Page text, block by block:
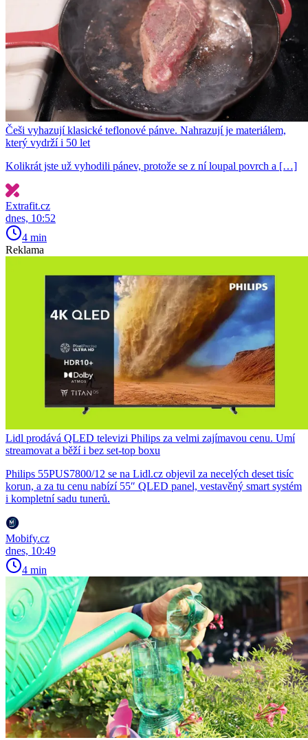
Češi vyhazují klasické teflonové pánve. Nahrazují je materiálem,
který vydrží i 50 let
Kolikrát jste už vyhodili pánev, protože se z ní loupal povrch a […]
Extrafit.cz
dnes, 10:52
4 min
Reklama
Lidl prodává QLED televizi Philips za velmi zajímavou cenu. Umí
streamovat a běží i bez set-top boxu
Philips 55PUS7800/12 se na Lidl.cz objevil za necelých deset tisíc
korun, a za tu cenu nabízí 55″ QLED panel, vestavěný smart systém
i kompletní sadu tunerů.
Mobify.cz
dnes, 10:49
4 min